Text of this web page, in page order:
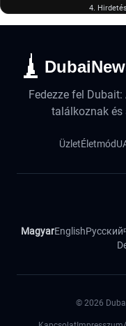
4.
Fedezze fel
találkoznak és
ÜzletÉletmód
MagyarEnglishРусский
© 2026